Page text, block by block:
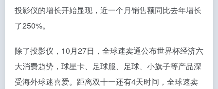
投影仪的增长开始显现，近一个月销售额同比去年增长
了250%。
除了投影仪，10月27日，全球速卖通公布世界杯经济六
大消费趋势，球星卡、足球服、足球、小旗子等产品深
受海外球迷喜爱。距离双十一还有4天时间，全球速卖